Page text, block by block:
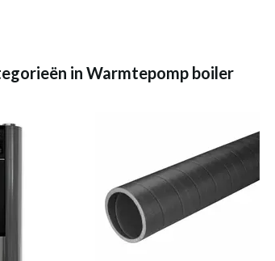
in Warmtepomp boiler